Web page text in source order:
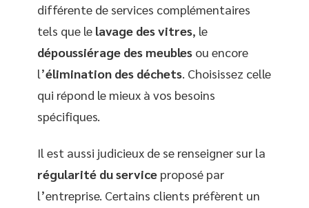
différente de services complémentaires
tels que le lavage des vitres, le
dépoussiérage des meubles ou encore
l’élimination des déchets . Choisissez celle
qui répond le mieux à vos besoins
spécifiques.
Il est aussi judicieux de se renseigner sur la
régularité du service proposé par
l’entreprise. Certains clients préfèrent un